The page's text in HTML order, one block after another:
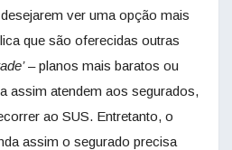
ver uma opção mais
que são oferecidas outras
’– planos mais baratos ou
assim atendem aos segurados,
ao SUS. Entretanto, o
assim o segurado precisa